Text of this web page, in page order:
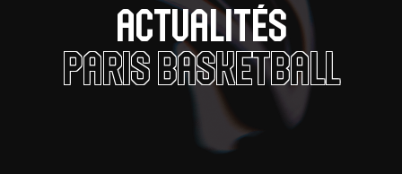
Actualités
Paris Basketball